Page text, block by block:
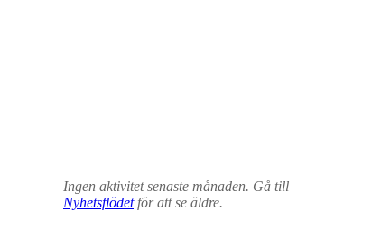
Ingen aktivitet senaste månaden. Gå till
Nyhetsflödetför att se äldre.